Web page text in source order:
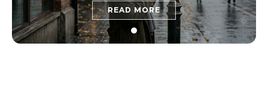
READ MORE